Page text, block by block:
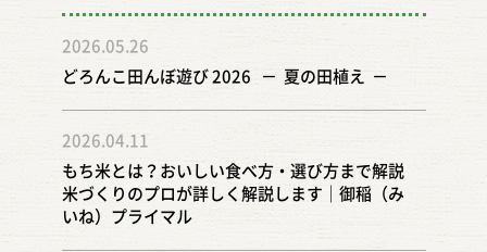
2026.05.26
どろんこ田んぼ遊び 2026 － 夏の田植え －
2026.04.11
もち米とは？おいしい食べ方・選び方まで解説
米づくりのプロが詳しく解説します｜御稲（み
いね）プライマル